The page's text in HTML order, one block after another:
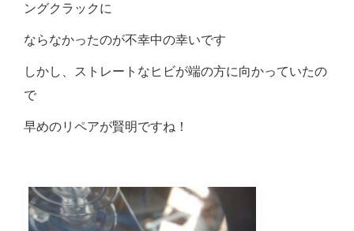
ングクラックに
ならなかったのが不幸中の幸いです
しかし、ストレートなヒビが端の方に向かっていたの
で
早めのリペアが賢明ですね！